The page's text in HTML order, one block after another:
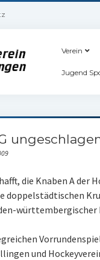
Verein
Jugend
die Knaben A der
doppelstädtischen
württembergischer
und